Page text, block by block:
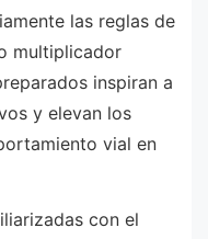
las reglas de
multiplicador
inspiran a
y elevan los
vial en
con el